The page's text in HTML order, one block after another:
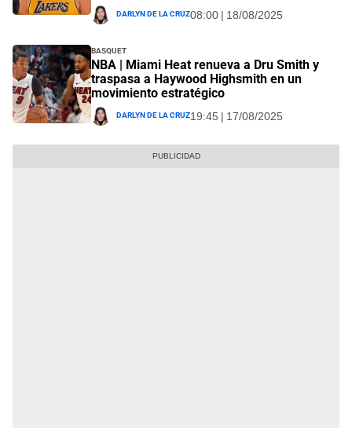
Darlyn De La Cruz08:00 | 18/08/2025
Basquet
NBA | Miami Heat renueva a Dru Smith y
traspasa a Haywood Highsmith en un
movimiento estratégico
Darlyn De La Cruz19:45 | 17/08/2025